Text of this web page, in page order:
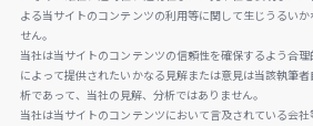
よる当サイトのコンテンツの利用等に関して生じうるい
せん。
当社は当サイトのコンテンツの信頼性を確保するよう合
によって提供されたいかなる見解または意見は当該執筆
析であって、当社の見解、分析ではありません。
当社は当サイトのコンテンツにおいて言及されている会